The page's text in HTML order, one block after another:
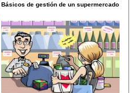
Básicos de gestión de un supermercado